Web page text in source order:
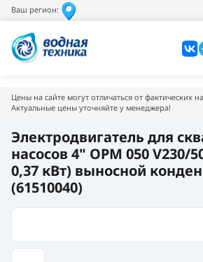
Ваш регион:
Цены на сайте могут отличаться от фактических
Актуальные цены уточняйте у менеджера!
Электродвигатель для
насосов 4" OPM 050 V230/
0,37 кВт) выносной
(61510040)